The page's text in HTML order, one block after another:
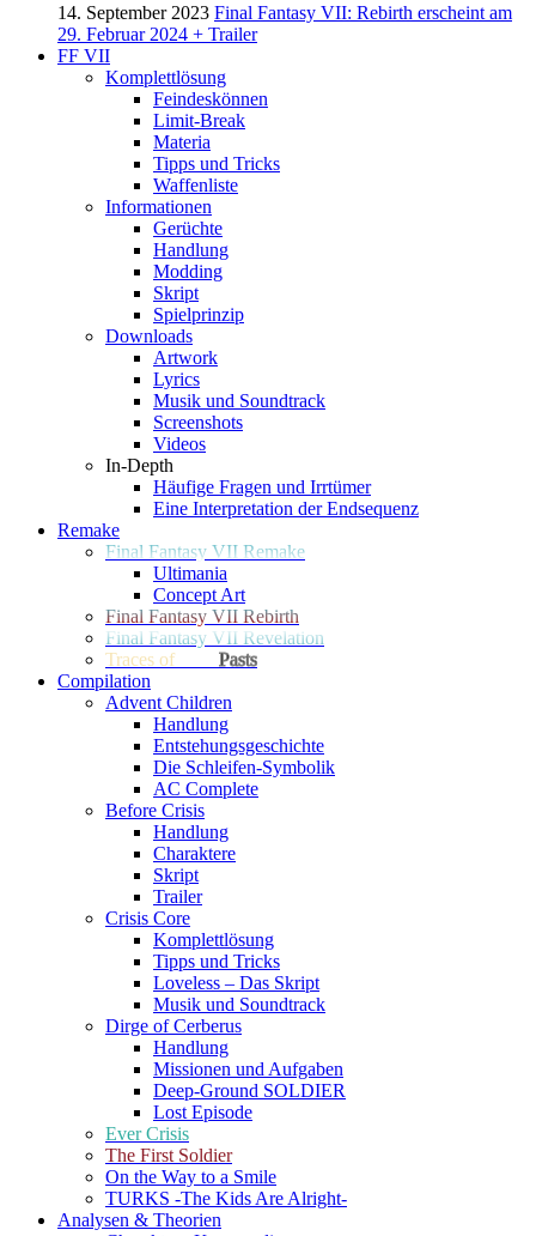
14. September 2023 Final Fantasy VII: Rebirth erscheint am
29. Februar 2024 + Trailer
FF VII
Komplettlösung
Feindeskönnen
Limit-Break
Materia
Tipps und Tricks
Waffenliste
Informationen
Gerüchte
Handlung
Modding
Skript
Spielprinzip
Downloads
Artwork
Lyrics
Musik und Soundtrack
Screenshots
Videos
In-Depth
Häufige Fragen und Irrtümer
Eine Interpretation der Endsequenz
Remake
Final Fantasy VII Remake
Ultimania
Concept Art
Final Fantasy VII Rebirth
Final Fantasy VII Revelation
Traces of
Pasts
Compilation
Advent Children
Handlung
Entstehungsgeschichte
Die Schleifen-Symbolik
AC Complete
Before Crisis
Handlung
Charaktere
Skript
Trailer
Crisis Core
Komplettlösung
Tipps und Tricks
Loveless – Das Skript
Musik und Soundtrack
Dirge of Cerberus
Handlung
Missionen und Aufgaben
Deep-Ground SOLDIER
Lost Episode
Ever Crisis
The First Soldier
On the Way to a Smile
TURKS -The Kids Are Alright-
Analysen & Theorien